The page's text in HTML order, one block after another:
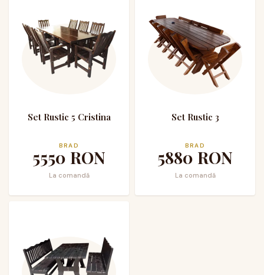
Set Rustic 5 Cristina
BRAD
5550 RON
La comandă
Set Rustic 3
BRAD
5880 RON
La comandă